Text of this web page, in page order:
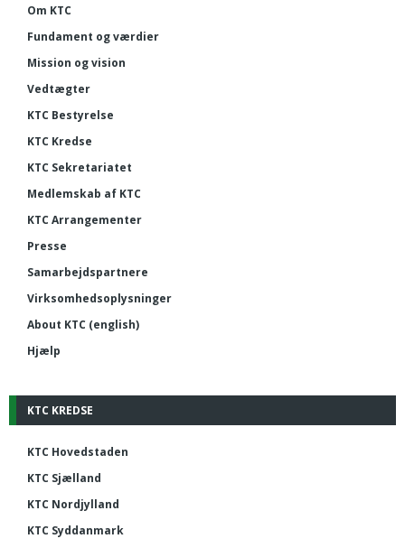
Om KTC
Fundament og værdier
Mission og vision
Vedtægter
KTC Bestyrelse
KTC Kredse
KTC Sekretariatet
Medlemskab af KTC
KTC Arrangementer
Presse
Samarbejdspartnere
Virksomhedsoplysninger
About KTC (english)
Hjælp
KTC KREDSE
KTC Hovedstaden
KTC Sjælland
KTC Nordjylland
KTC Syddanmark